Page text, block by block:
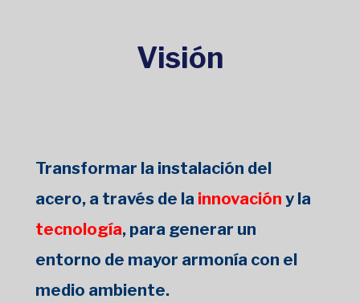
Visión
Transformar la instalación del
acero, a través de la innovación y la
tecnología, para generar un
entorno de mayor armonía con el
medio ambiente.